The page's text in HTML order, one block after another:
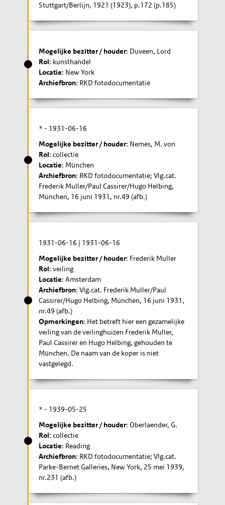
Stuttgart/Berlijn, 1921 (1923), p.172 (p.185)
Mogelijke bezitter / houder: Duveen, Lord
Rol: kunsthandel
Locatie: New York
Archiefbron: RKD fotodocumentatie
* - 1931-06-16
Mogelijke bezitter / houder: Nemes, M. von
Rol: collectie
Locatie: München
Archiefbron: RKD fotodocumentatie; Vlg.cat.
Frederik Muller/Paul Cassirer/Hugo Helbing,
München, 16 juni 1931, nr.49 (afb.)
1931-06-16 | 1931-06-16
Mogelijke bezitter / houder: Frederik Muller
Rol: veiling
Locatie: Amsterdam
Archiefbron: Vlg.cat. Frederik Muller/Paul
Cassirer/Hugo Helbing, München, 16 juni 1931,
nr.49 (afb.)
Opmerkingen: Het betreft hier een gezamelijke
veiling van de veilinghuizen Frederik Muller,
Paul Cassirer en Hugo Helbing, gehouden te
München. De naam van de koper is niet
vastgelegd.
* - 1939-05-25
Mogelijke bezitter / houder: Oberlaender, G.
Rol: collectie
Locatie: Reading
Archiefbron: RKD fotodocumentatie; Vlg.cat.
Parke-Bernet Galleries, New York, 25 mei 1939,
nr.231 (afb.)